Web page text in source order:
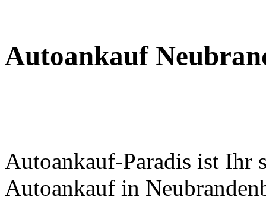
Autoankauf
Autoankauf-Paradis ist Ihr
Autoankauf in